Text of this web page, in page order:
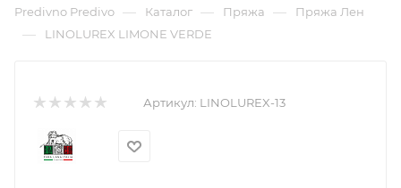
Predivno Predivo — Каталог — Пряжа — Пряжа Лен
— LINOLUREX LIMONE VERDE
Артикул: LINOLUREX-13